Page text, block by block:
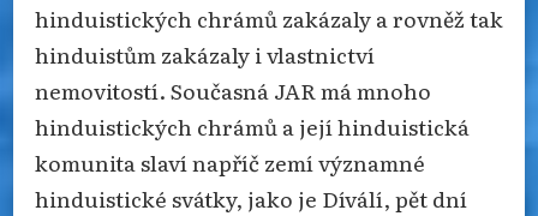
hinduistických chrámů zakázaly a rovněž tak
hinduistům zakázaly i vlastnictví
nemovitostí. Současná JAR má mnoho
hinduistických chrámů a její hinduistická
komunita slaví napříč zemí významné
hinduistické svátky, jako je Díválí, pět dní